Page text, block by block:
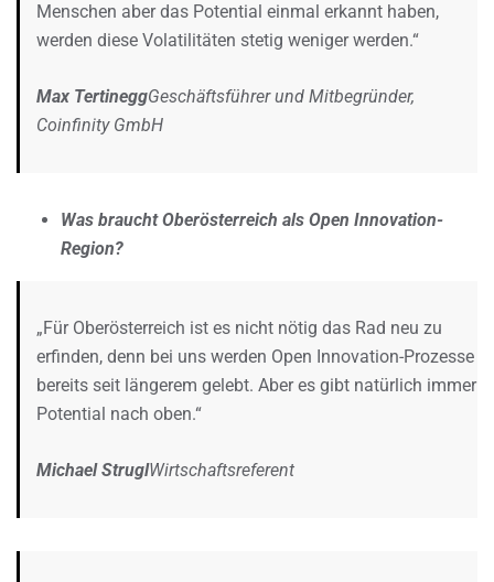
Menschen aber das Potential einmal erkannt haben,
werden diese Volatilitäten stetig weniger werden.“
Max TertineggGeschäftsführer und Mitbegründer,
Coinfinity GmbH
Was braucht Oberösterreich als Open Innovation-
Region?
„Für Oberösterreich ist es nicht nötig das Rad neu zu
erfinden, denn bei uns werden Open Innovation-Prozesse
bereits seit längerem gelebt. Aber es gibt natürlich immer
Potential nach oben.“
Michael StruglWirtschaftsreferent